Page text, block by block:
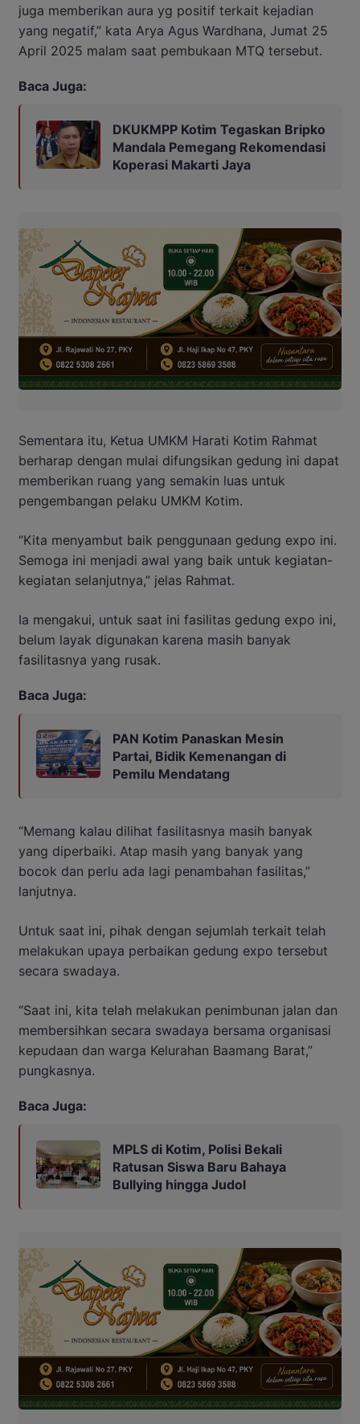
juga memberikan aura yg positif terkait kejadian
yang negatif,” kata Arya Agus Wardhana, Jumat 25
April 2025 malam saat pembukaan MTQ tersebut.
Baca Juga:
DKUKMPP Kotim Tegaskan Bripko
Mandala Pemegang Rekomendasi
Koperasi Makarti Jaya
Sementara itu, Ketua UMKM Harati Kotim Rahmat
berharap dengan mulai difungsikan gedung ini dapat
memberikan ruang yang semakin luas untuk
pengembangan pelaku UMKM Kotim.
“Kita menyambut baik penggunaan gedung expo ini.
Semoga ini menjadi awal yang baik untuk kegiatan-
kegiatan selanjutnya,” jelas Rahmat.
Ia mengakui, untuk saat ini fasilitas gedung expo ini,
belum layak digunakan karena masih banyak
fasilitasnya yang rusak.
Baca Juga:
PAN Kotim Panaskan Mesin
Partai, Bidik Kemenangan di
Pemilu Mendatang
“Memang kalau dilihat fasilitasnya masih banyak
yang diperbaiki. Atap masih yang banyak yang
bocok dan perlu ada lagi penambahan fasilitas,”
lanjutnya.
Untuk saat ini, pihak dengan sejumlah terkait telah
melakukan upaya perbaikan gedung expo tersebut
secara swadaya.
“Saat ini, kita telah melakukan penimbunan jalan dan
membersihkan secara swadaya bersama organisasi
kepudaan dan warga Kelurahan Baamang Barat,”
pungkasnya.
Baca Juga:
MPLS di Kotim, Polisi Bekali
Ratusan Siswa Baru Bahaya
Bullying hingga Judol